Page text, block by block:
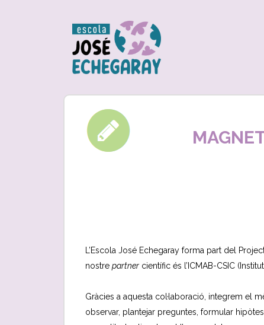
L’Escola José Echegaray forma part del
nostre partner científic és l’ICMAB-CSIC
Gràcies a aquesta col·laboració, integrem el
observar, plantejar preguntes, formular